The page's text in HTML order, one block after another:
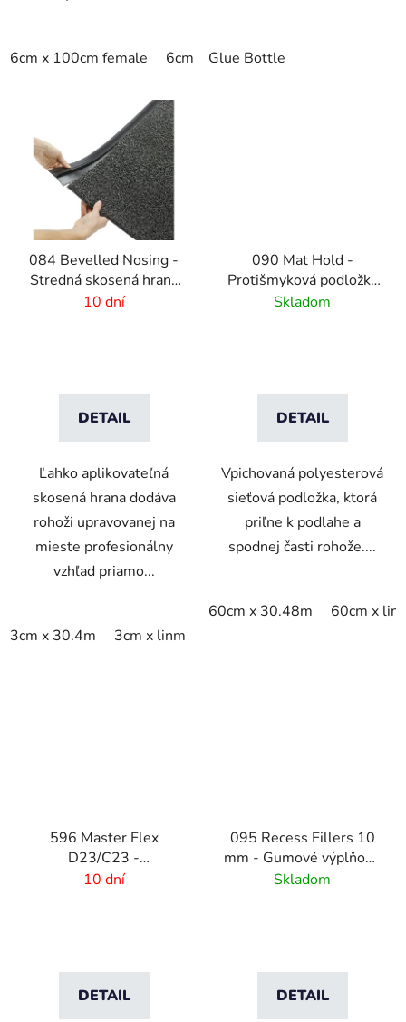
6cm x 100cm female 6cm x 100cm male
Glue Bottle
084 Bevelled Nosing -
Stredná skosená hrana
pre rohože - 4 mm
10 dní
DETAIL
Ľahko aplikovateľná
skosená hrana dodáva
rohoži upravovanej na
mieste profesionálny
vzhľad priamo...
3cm x 30.4m 3cm x linm
090 Mat Hold -
Protišmyková podložka
pod rohože
Skladom
DETAIL
Vpichovaná polyesterová
sieťová podložka, ktorá
priľne k podlahe a
spodnej časti rohože....
60cm x 30.48m 60cm x
596 Master Flex
D23/C23 -
Bezpečnostné
10 dní
DETAIL
095 Recess Fillers 10
mm - Gumové výplňové
podložky na úpravu
Skladom
DETAIL